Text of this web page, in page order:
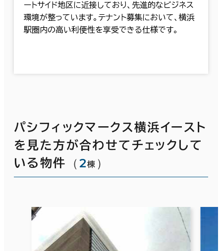
ートサイド地区に近接しており、先進的なビジネス
環境が整っています。テナント募集において、横浜
駅圏内の高い利便性を享受できる仕様です。
パシフィックマークス横浜イースト
を見た方が合わせてチェックして
いる物件
（2棟 ）